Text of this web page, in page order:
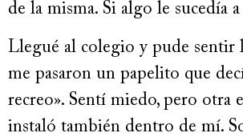
de la misma. Si algo le sucedía
Llegué al colegio y pude sentir
me pasaron un papelito que
recreo». Sentí miedo, pero otra
instaló también dentro de mí.